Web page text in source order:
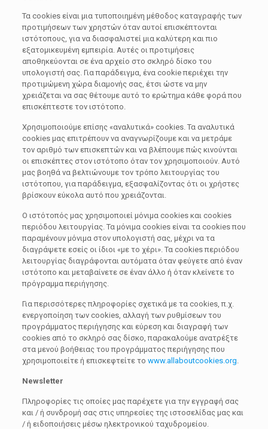
Τα cookies είναι μια τυποποιημένη μέθοδος καταγραφής των
προτιμήσεων των χρηστών όταν αυτοί επισκέπτονται
ιστότοπους, για να διασφαλιστεί μια καλύτερη και πιο
εξατομικευμένη εμπειρία. Αυτές οι προτιμήσεις
αποθηκεύονται σε ένα αρχείο στο σκληρό δίσκο του
υπολογιστή σας. Για παράδειγμα, ένα cookie περιέχει την
προτιμώμενη χώρα διαμονής σας, έτσι ώστε να μην
χρειάζεται να σας θέτουμε αυτό το ερώτημα κάθε φορά που
επισκέπτεστε τον ιστότοπο.
Χρησιμοποιούμε επίσης «αναλυτικά» cookies. Τα αναλυτικά
cookies μας επιτρέπουν να αναγνωρίζουμε και να μετράμε
τον αριθμό των επισκεπτών και να βλέπουμε πώς κινούνται
οι επισκέπτες στον ιστότοπο όταν τον χρησιμοποιούν. Αυτό
μας βοηθά να βελτιώνουμε τον τρόπο λειτουργίας του
ιστότοπου, για παράδειγμα, εξασφαλίζοντας ότι οι χρήστες
βρίσκουν εύκολα αυτό που χρειάζονται.
Ο ιστότοπός μας χρησιμοποιεί μόνιμα cookies και cookies
περιόδου λειτουργίας. Τα μόνιμα cookies είναι τα cookies που
παραμένουν μόνιμα στον υπολογιστή σας, μέχρι να τα
διαγράψετε εσείς οι ίδιοι «με το χέρι». Τα cookies περιόδου
λειτουργίας διαγράφονται αυτόματα όταν φεύγετε από έναν
ιστότοπο και μεταβαίνετε σε έναν άλλο ή όταν κλείνετε το
πρόγραμμα περιήγησης.
Για περισσότερες πληροφορίες σχετικά με τα cookies, π.χ.
ενεργοποίηση των cookies, αλλαγή των ρυθμίσεων του
προγράμματος περιήγησης και εύρεση και διαγραφή των
cookies από το σκληρό σας δίσκο, παρακαλούμε ανατρέξτε
στα μενού βοήθειας του προγράμματος περιήγησης που
χρησιμοποιείτε ή επισκεφτείτε το www.allaboutcookies.org.
Newsletter
Πληροφορίες τις οποίες μας παρέχετε για την εγγραφή σας
και / ή συνδρομή σας στις υπηρεσίες της ιστοσελίδας μας και
/ ή ειδοποιήσεις μέσω ηλεκτρονικού ταχυδρομείου.